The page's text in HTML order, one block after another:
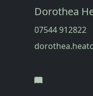
Dorothea
07544 912822